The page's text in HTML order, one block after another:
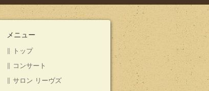
メニュー
∥ トップ
∥ コンサート
∥ サロン リーヴズ